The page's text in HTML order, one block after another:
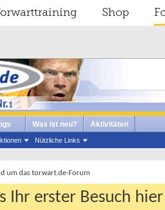
Shop
Nützliche Links
Was ist neu? Aktivitäten
um das torwart.de-Forum
Ihr erster Besuch